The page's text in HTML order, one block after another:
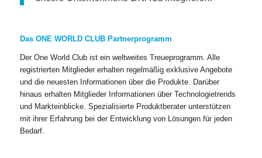
Das ONE WORLD CLUB Partnerprogramm
Der One World Club ist ein weltweites Treueprogramm. Alle
registrierten Mitglieder erhalten regelmäßig exklusive Angebote
und die neuesten Informationen über die Produkte. Darüber
hinaus erhalten Mitglieder Informationen über Technologietrends
und Markteinblicke. Spezialisierte Produktberater unterstützen
mit ihrer Erfahrung bei der Entwicklung von Lösungen für jeden
Bedarf.